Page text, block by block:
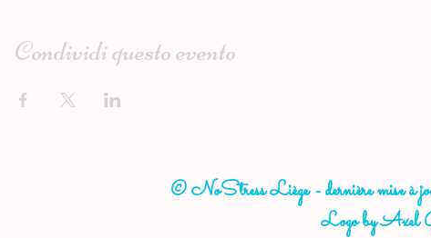
Condividi questo evento
© NoStress Liège - dernière mise à
Logo by Axel